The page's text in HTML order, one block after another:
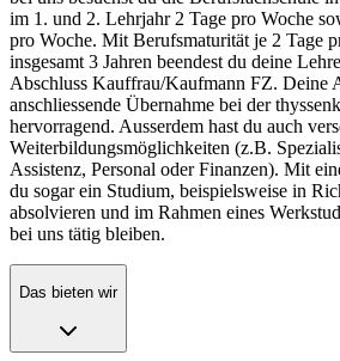
im 1. und 2. Lehrjahr 2 Tage pro Woche
pro Woche. Mit Berufsmaturität je 2 Tage
insgesamt 3 Jahren beendest du deine
Abschluss Kauffrau/Kaufmann FZ. Deine
anschliessende Übernahme bei der
hervorragend. Ausserdem hast du auch
Weiterbildungsmöglichkeiten (z.B.
Assistenz, Personal oder Finanzen). Mit
du sogar ein Studium, beispielsweise in
absolvieren und im Rahmen eines
bei uns tätig bleiben.
Das bieten wir